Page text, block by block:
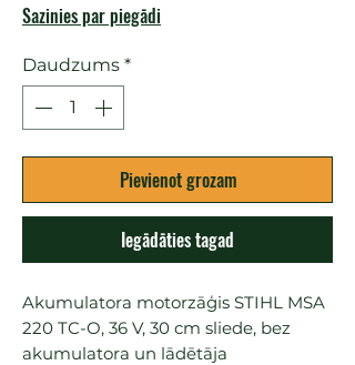
Sazinies par piegādi
Daudzums *
Pievienot grozam
Iegādāties tagad
Akumulatora motorzāģis STIHL MSA
220 TC-O, 36 V, 30 cm sliede, bez
akumulatora un lādētāja